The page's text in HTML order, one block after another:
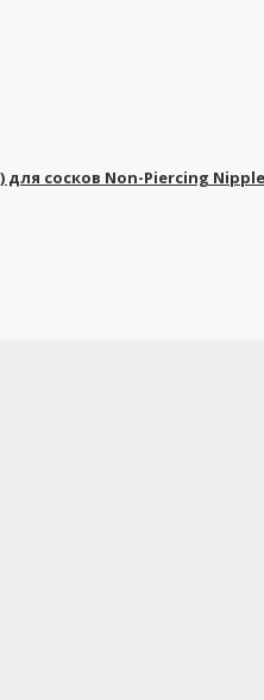
сосков Non-Piercing